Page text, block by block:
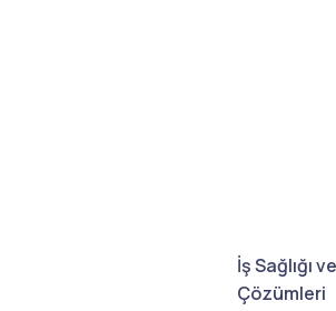
İş Sağlığı
Çözümleri